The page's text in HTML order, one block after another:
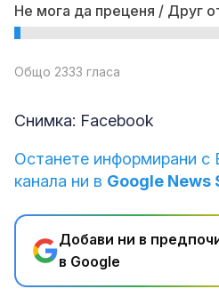
Не мога да преценя / Друг
Общо 2333 гласа
Снимка: Facebook
Останете информирани с
канала ни в Google News
Добави ни в
в Google